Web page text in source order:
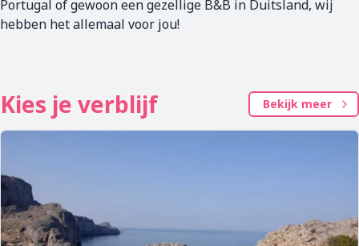
Portugal of gewoon een gezellige B&B in Duitsland, wij
hebben het allemaal voor jou!
Kies je verblijf Bekijk meer